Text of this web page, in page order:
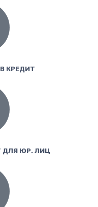
КРЕДИТ
ДЛЯ ЮР. ЛИЦ